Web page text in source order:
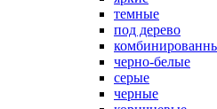
темные
под дерево
черно-белые
серые
черные